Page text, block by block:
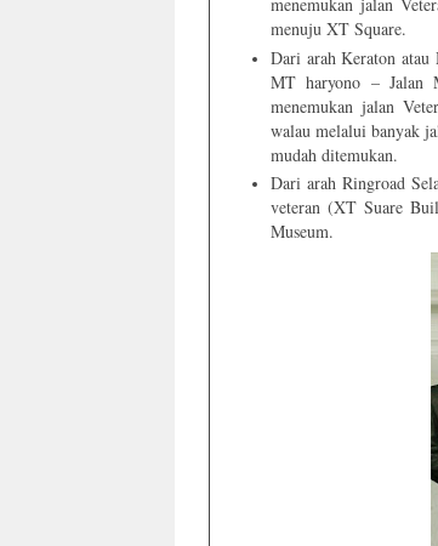
menemukan jalan
menuju XT Square.
Dari arah Keraton
MT haryono – Jalan
menemukan jalan
walau melalui banyak
mudah ditemukan.
Dari arah Ringroad
veteran (XT Suare
Museum.